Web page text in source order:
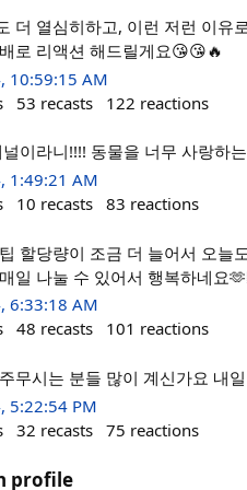
더 열심히하고, 이런 저런 이유
로 리액션 해드릴게요😘😘🔥
10:59:15 AM
53 recasts 122 reactions
이라니!!!! 동물을 너무 사랑하
1:49:21 AM
10 recasts 83 reactions
할당량이 조금 더 늘어서 오늘
일 나눌 수 있어서 행복하네요
6:33:18 AM
48 recasts 101 reactions
무시는 분들 많이 계신가요 내
5:22:54 PM
32 recasts 75 reactions
profile